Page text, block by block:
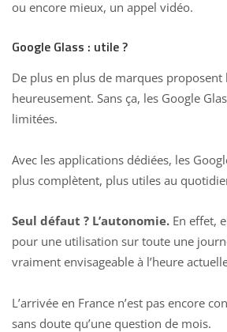
ou encore mieux, un appel vidéo.
Google Glass : utile ?
De plus en plus de marques
heureusement. Sans ça, les Google
limitées.
Avec les applications dédiées, les
plus complètent, plus utiles au
Seul défaut ? L’autonomie. En effet,
pour une utilisation sur toute une
vraiment envisageable à l’heure
L’arrivée en France n’est pas encore
sans doute qu’une question de mois.